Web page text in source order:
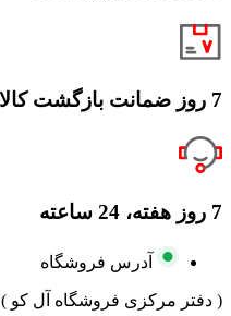
7 روز ضمانت بازگشت کالا
7 روز هفته، 24 ساعته
آدرس فروشگاه
( دفتر مرکزی فروشگاه آل کو )